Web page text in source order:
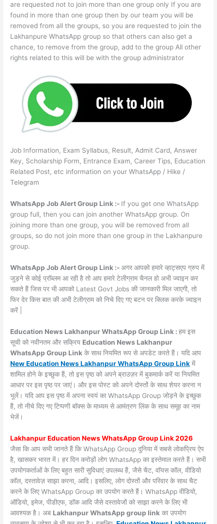
are requested not to join more than one group only If you are
found in more than one group then by our team you will be
removed from all the groups, so you are requested to join the
Lakhanpure WhatsApp group so that others can also get a
chance, to remove from the group, add to the group All other
rights related to this will be with the group administrator
Job Information, Exam Syllabus, Result, Admit Card, Answer
Key, Scholarship Form, Entrance Exam, Career Tips, Education
Related Post, etc information on your WhatsApp / Hike /
Telegram
WhatsApp Job Alert Group Link :- If you get one WhatsApp
group full, then you can join another WhatsApp group. On
joining more than one group, you will be removed from all
groups, so do not join more than one group in the Lakhanpure
group.
WhatsApp Job Alert Group Link :-अगर आपको हमारे व्हाट्सएप ग्रुप में
जुड़ने से कोई प्रॉब्लम आ रही है तो आप हमारे टेलीग्राम चैनल हो अभी ज्वाइन कर
सकते हैं जिस पर भी आपको Latest Govt Jobs की जानकारी मिल जाएगी, तो
फिर देर किस बात की अभी टेलीग्राम को निचे दिए गए बटन पर क्लिक करके ज्वाइन
करें |
Education News Lakhanpur WhatsApp Group Link :हम इस
सूची को नवीनतम और सक्रिय Education News Lakhanpur
WhatsApp Group Link के साथ नियमित रूप से अपडेट करते हैं। यदि आप
New Education News Lakhanpur WhatsApp Group Link में
शामिल होने के इच्छुक हैं, तो इस पृष्ठ को अपने ब्राउज़र में बुकमार्क करें या नियमित
आधार पर इस पृष्ठ पर जाएं। और इस पोस्ट को अपने दोस्तों के साथ शेयर करना न
भूलें। यदि आप इस पृष्ठ में अपना स्वयं का WhatsApp Group जोड़ने के इच्छुक
हैं, तो नीचे दिए गए टिप्पणी बॉक्स के माध्यम से आमंत्रण लिंक के साथ समूह का नाम
भेजें।
Lakhanpur Education News WhatsApp Group Link 2026
जैसा कि आप सभी जानते हैं कि WhatsApp Group दुनिया में सबसे लोकप्रिय ऐप
है, खासकर भारत में। हर दिन करोड़ों लोग WhatsApp का इस्तेमाल करते हैं। सभी
उपयोगकर्ताओं के लिए बहुत सारी सुविधाएं उपलब्ध हैं, जैसे चैट, वॉयस कॉल, वीडियो
कॉल, दस्तावेज़ साझा करना, आदि। इसलिए, लोग दोस्तों और परिवार के साथ चैट
करने के लिए WhatsApp Group का उपयोग करते हैं। WhatsApp वीडियो,
ऑडियो, इमेज, पीडीएफ, डॉक आदि जैसे दस्तावेजों को साझा करने के लिए भी
आवश्यक है। अब Lakhanpur WhatsApp group link का उपयोग